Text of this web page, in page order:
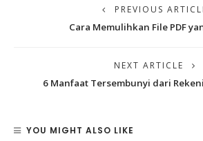
PREVIOUS
Cara Memulihkan File PDF
NEXT ARTICLE
6 Manfaat Tersembunyi dari
YOU MIGHT ALSO LIKE